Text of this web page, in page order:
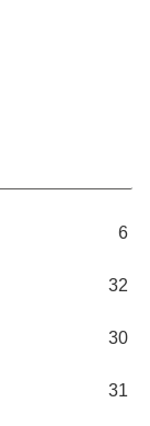
6
32
30
31